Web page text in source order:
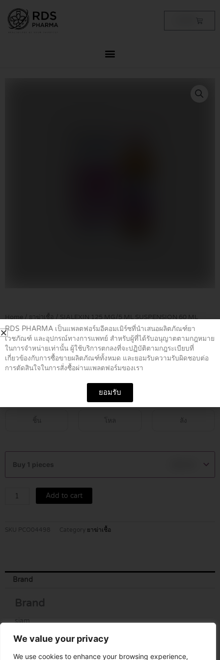
We value your privacy
We use cookies to enhance your browsing experience,
content
Cart
Home / ยาฆ่าเชื้อ / SIALEXIN 125 MG/5 ML SUSPENSION 60 ML
SIALEXIN 125 MG/5 ML
SUSPENSION 60 ML
ชิ้น โหล ลัง
Buy 1 pieces
MG/5
ML
SUSPENSION
Add to cart
SKU PCO04498 Category ยาฆ่าเชื้อ
Brand
Brand
siam
RDS PHARMA เป็นแพลตฟอร์มอีคอมเมิร์ซที่นำเสนอผลิตภัณฑ์ยา
เวชภัณฑ์ และอุปกรณ์ทางการแพทย์ สำหรับผู้ที่ได้รับอนุญาตตามกฎหมาย
ในการจำหน่ายเท่านั้น ผู้ใช้บริการตกลงที่จะปฏิบัติตามกฎระเบียบที่
เกี่ยวข้องกับการซื้อขายผลิตภัณฑ์ทั้งหมด และยอมรับความรับผิดชอบต่อ
การตัดสินใจในการสั่งซื้อผ่านแพลตฟอร์มของเรา
ยอมรับ